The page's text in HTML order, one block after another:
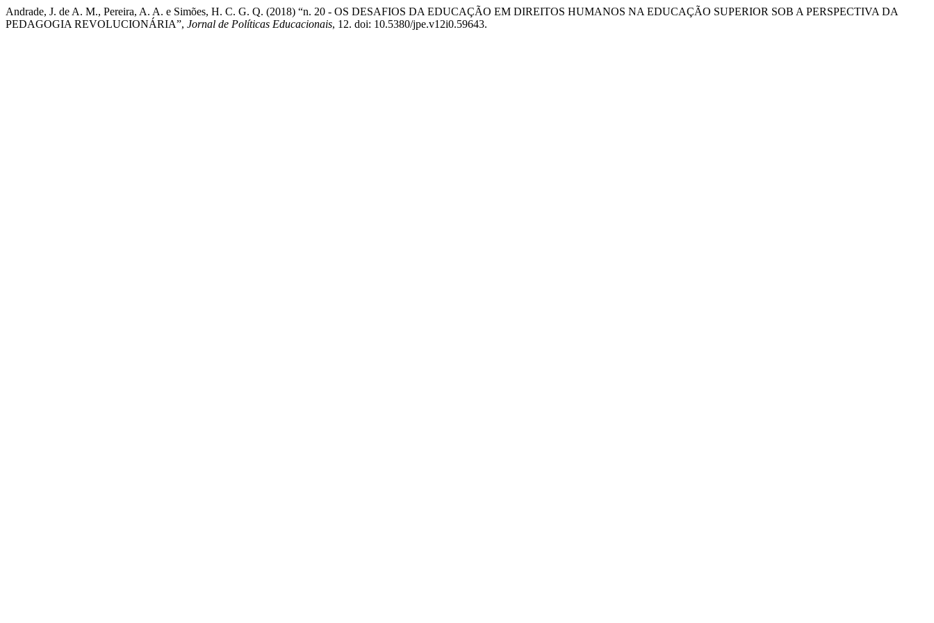
Andrade, J. de A. M., Pereira, A. A. e Simões, H. C. G. Q. (2018) “n. 20 - OS DESAFIOS DA EDUCAÇÃO EM DIREITOS HUMANOS NA EDUCAÇÃO SUPERIOR SOB A PERSPECTIVA DA
PEDAGOGIA REVOLUCIONÁRIA”, Jornal de Políticas Educacionais, 12. doi: 10.5380/jpe.v12i0.59643.